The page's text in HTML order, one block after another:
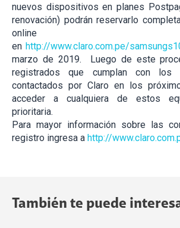
nuevos dispositivos en planes
renovación) podrán reservarlo
online
enhttp://www.claro.com.pe/
marzo de 2019. Luego de este
registrados que cumplan con los
contactados por Claro en los
acceder a cualquiera de estos
prioritaria.
Para mayor información sobre las
registro ingresa a http://
También te puede